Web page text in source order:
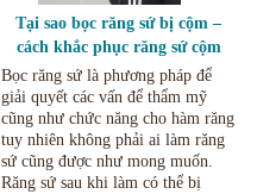
Tại sao bọc răng sứ bị cộm –
cách khắc phục răng sứ cộm
Thái Nguyên.
Bọc răng sứ là phương pháp để
giải quyết các vấn để thẩm mỹ
cũng như chức năng cho hàm răng
tuy nhiên không phải ai làm răng
sứ cũng được như mong muốn.
Răng sứ sau khi làm có thể bị